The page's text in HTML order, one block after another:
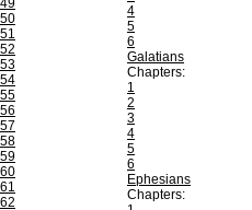
49
50
51
52
53
54
55
56
57
58
59
60
61
62
4
5
6
Galatians
Chapters:
1
2
3
4
5
6
Ephesians
Chapters: